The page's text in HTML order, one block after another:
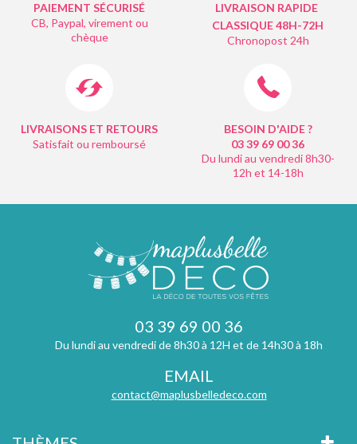
PAIEMENT SÉCURISÉ
CB, Paypal, virement ou
chèque
LIVRAISON RAPIDE
CLASSIQUE 48H-72H
Chronopost 24h
LIVRAISONS ET RETOURS
Satisfait ou remboursé
BESOIN D'AIDE ?
03 39 69 0036
Du lundi au vendredi 8h30-
12h et 14-18h
03 39 69 00 36
Du lundi au vendredi de 8h30 à 12H et de 14h30 à 18h
EMAIL
contact@maplusbelledeco.com